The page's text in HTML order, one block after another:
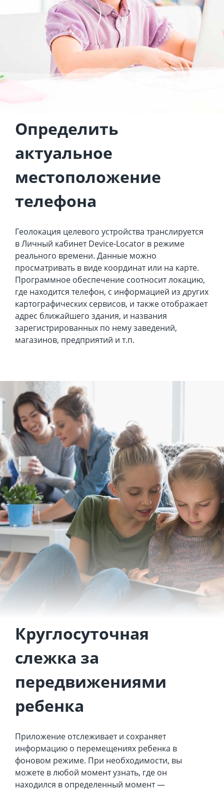
Определить
актуальное
местоположение
телефона
Геолокация целевого устройства транслируется
в Личный кабинет Device-Locator в режиме
реального времени. Данные можно
просматривать в виде координат или на карте.
Программное обеспечение соотносит локацию,
где находится телефон, с информацией из других
картографических сервисов, и также отображает
адрес ближайшего здания, и названия
зарегистрированных по нему заведений,
магазинов, предприятий и т.п.
Круглосуточная
слежка за
передвижениями
ребенка
Приложение отслеживает и сохраняет
информацию о перемещениях ребенка в
фоновом режиме. При необходимости, вы
можете в любой момент узнать, где он
находился в определенный момент —